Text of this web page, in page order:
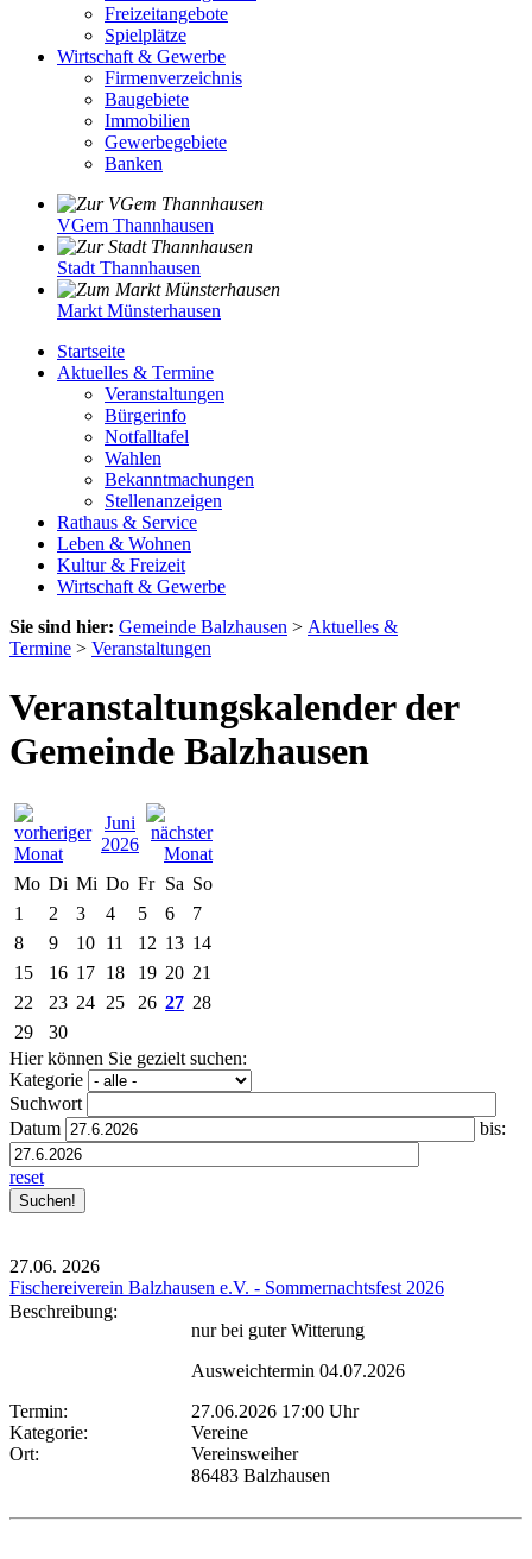
Freizeitangebote
Spielplätze
Wirtschaft & Gewerbe
Firmenverzeichnis
Baugebiete
Immobilien
Gewerbegebiete
Banken
VGem Thannhausen
Stadt Thannhausen
Markt Münsterhausen
Startseite
Aktuelles & Termine
Veranstaltungen
Bürgerinfo
Notfalltafel
Wahlen
Bekanntmachungen
Stellenanzeigen
Rathaus & Service
Leben & Wohnen
Kultur & Freizeit
Wirtschaft & Gewerbe
Sie sind hier: Gemeinde Balzhausen > Aktuelles &
Termine > Veranstaltungen
Veranstaltungskalender der
Gemeinde Balzhausen
Juni
2026
Mo Di Mi Do Fr Sa So
1
2 3 4 5 6
7
8
9 10 11 12 13 14
15
16 17 18 19 20 21
22
23 24 25 26 27 28
29
30
Hier können Sie gezielt suchen:
Kategorie
Suchwort
Datum
bis:
reset
27.06. 2026
Fischereiverein Balzhausen e.V. - Sommernachtsfest 2026
Beschreibung:
nur bei guter Witterung
Ausweichtermin 04.07.2026
Termin:
27.06.2026 17:00 Uhr
Kategorie:
Vereine
Ort:
Vereinsweiher
86483 Balzhausen